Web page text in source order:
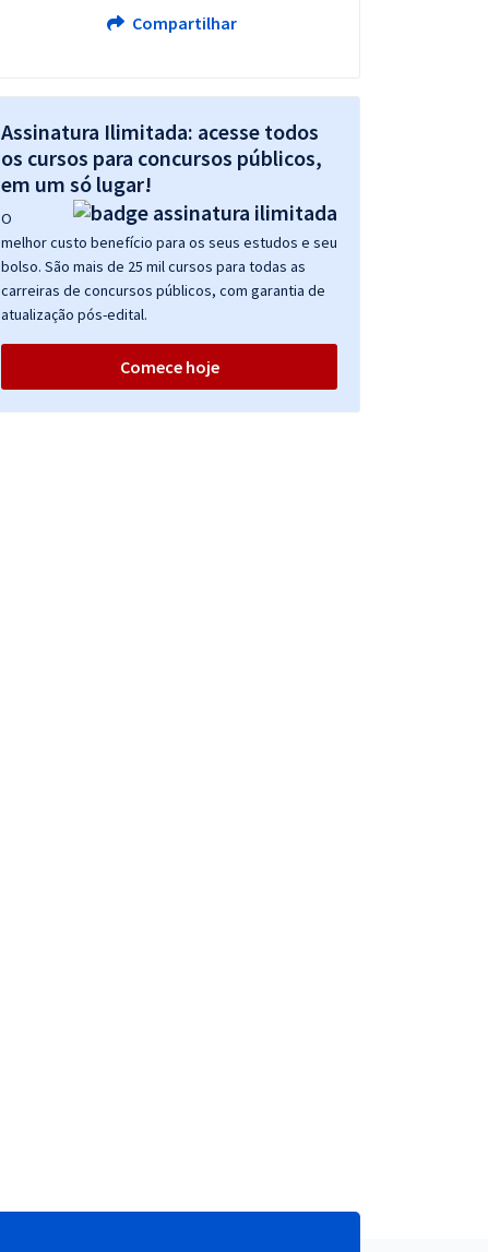
Compartilhar
Assinatura Ilimitada: acesse todos
os cursos para concursos públicos,
em um só lugar!
O
melhor custo benefício para os seus estudos e seu
bolso. São mais de 25 mil cursos para todas as
carreiras de concursos públicos, com garantia de
atualização pós-edital.
Comece hoje